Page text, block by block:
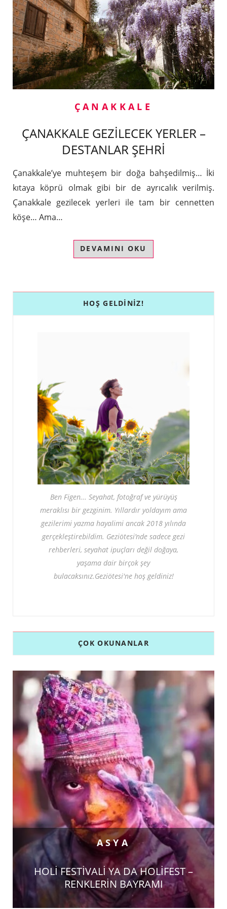
ÇANAKKALE
ÇANAKKALE GEZİLECEK YERLER –
DESTANLAR ŞEHRİ
Çanakkale’ye muhteşem bir doğa bahşedilmiş… İki
kıtaya köprü olmak gibi bir de ayrıcalık verilmiş.
Çanakkale gezilecek yerleri ile tam bir cennetten
köşe… Ama…
DEVAMINI OKU
HOŞ GELDINIZ!
Ben Figen... Seyahat, fotoğraf ve yürüyüş
meraklısı bir gezginim. Yıllardır yoldayım ama
gezilerimi yazma hayalimi ancak 2018 yılında
gerçekleştirebildim. Geziötesi’nde sadece gezi
rehberleri, seyahat ipuçları değil doğaya,
yaşama dair birçok şey
bulacaksınız.Geziötesi'ne hoş geldiniz!
ÇOK OKUNANLAR
ASYA
HOLİ FESTİVALİ YA DA HOLİFEST –
RENKLERİN BAYRAMI